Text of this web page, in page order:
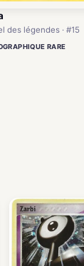
des légendes · #15
RARE